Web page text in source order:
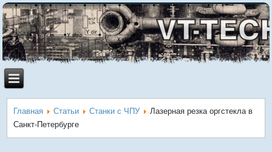
Главная Статьи Станки с ЧПУ
Лазерная резка оргстекла в
Санкт-Петербурге